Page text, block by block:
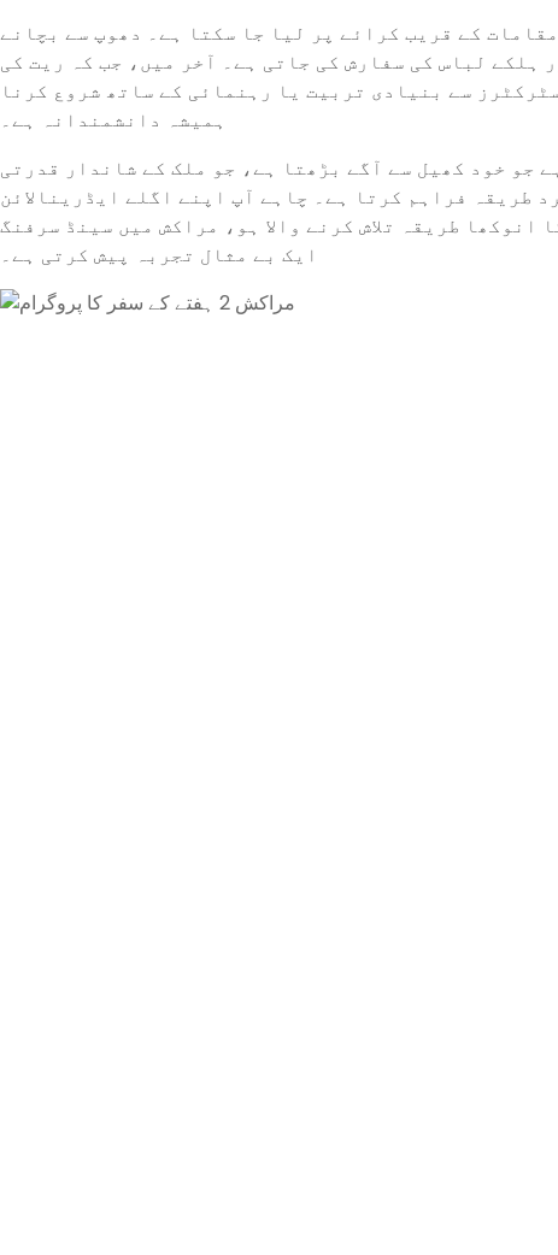
کے قریب کرائے پر لیا جا سکتا ہے۔ دھوپ سے بچانے
ہلکے لباس کی سفارش کی جاتی ہے۔ آخر میں، جب کہ ریت کی
سے بنیادی تربیت یا رہنمائی کے ساتھ شروع کرنا
ہمیشہ دانشمندانہ ہے۔
جو خود کھیل سے آگے بڑھتا ہے، جو ملک کے شاندار قدرتی
طریقہ فراہم کرتا ہے۔ چاہے آپ اپنے اگلے ایڈرینالائن
انوکھا طریقہ تلاش کرنے والا ہو، مراکش میں سینڈ سرفنگ
ایک بے مثال تجربہ پیش کرتی ہے۔